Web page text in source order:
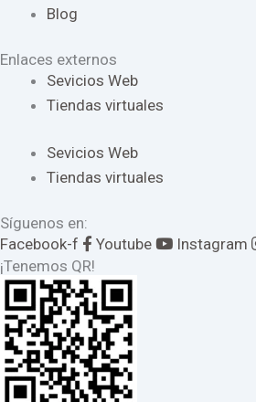
Blog
Enlaces externos
Sevicios Web
Tiendas virtuales
Sevicios Web
Tiendas virtuales
Síguenos en:
Facebook-f
Youtube
Instagram
¡Tenemos QR!